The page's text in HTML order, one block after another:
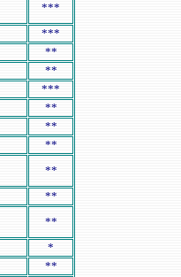
***
***
**
**
***
**
**
**
**
**
**
*
**